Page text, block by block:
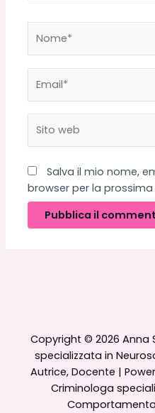
web
Salva il mio nome,
browser per la
Copyright © 2026 Anna
specializzata in
Autrice, Docente |
Criminologa